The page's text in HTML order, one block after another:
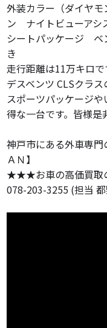
外装カラー（ダイヤ
ン ナイトビューア
シートパッケージ
き
走行距離は11万キロ
デスベンツ CLSクラ
スポーツパッケージ
得な一台です。皆様是
神戸市にある外車専門
ＡＮ】
★★★お車の高価買
078-203-3255 (担当